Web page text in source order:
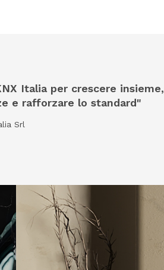
Italia per crescere insieme,
e rafforzare lo standard"
Srl